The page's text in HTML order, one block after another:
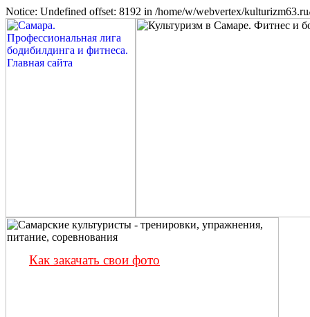
Notice: Undefined offset: 8192 in /home/w/webvertex/
Как закачать свои фото